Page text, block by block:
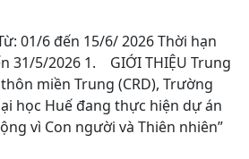
01/6 đến 15/6/ 2026 Thời hạn
31/5/2026 1. GIỚI THIỆU Trung
miền Trung (CRD), Trường
học Huế đang thực hiện dự án
vì Con người và Thiên nhiên”